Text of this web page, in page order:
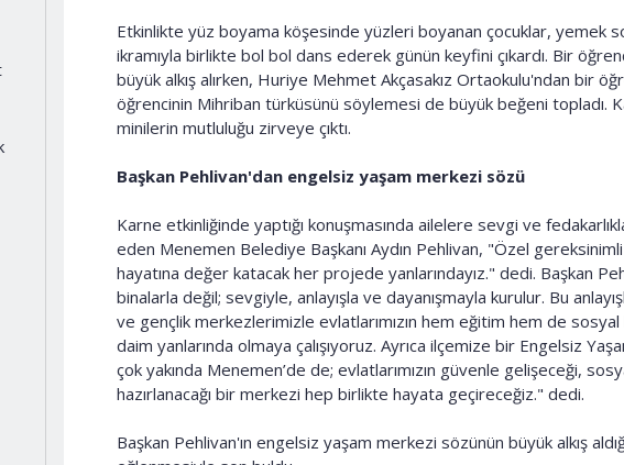
Etkinlikte yüz boyama köşesinde yüzleri boyanan çocuklar, yemek
ikramıyla birlikte bol bol dans ederek günün keyfini çıkardı. Bir
büyük alkış alırken, Huriye Mehmet Akçasakız Ortaokulu'ndan bir
öğrencinin Mihriban türküsünü söylemesi de büyük beğeni topladı.
minilerin mutluluğu zirveye çıktı.
Başkan Pehlivan'dan engelsiz yaşam merkezi sözü
Karne etkinliğinde yaptığı konuşmasında ailelere sevgi ve
eden Menemen Belediye Başkanı Aydın Pehlivan, "Özel
hayatına değer katacak her projede yanlarındayız." dedi. Başkan
binalarla değil; sevgiyle, anlayışla ve dayanışmayla kurulur. Bu
ve gençlik merkezlerimizle evlatlarımızın hem eğitim hem de
daim yanlarında olmaya çalışıyoruz. Ayrıca ilçemize bir Engelsiz
çok yakında Menemen’de de; evlatlarımızın güvenle gelişeceği,
hazırlanacağı bir merkezi hep birlikte hayata geçireceğiz." dedi.
Başkan Pehlivan'ın engelsiz yaşam merkezi sözünün büyük alkış